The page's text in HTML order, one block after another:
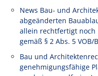
News Bau- und
abgeänderten
allein rechtfertigt noch
gemäß § 2 Abs. 5 VOB/B
Bau und
genehmigungsfähige